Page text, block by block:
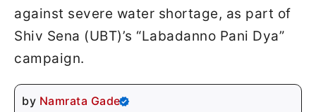
against severe water shortage, as part of
Shiv Sena (UBT)’s “Labadanno Pani Dya”
campaign.
by Namrata Gade